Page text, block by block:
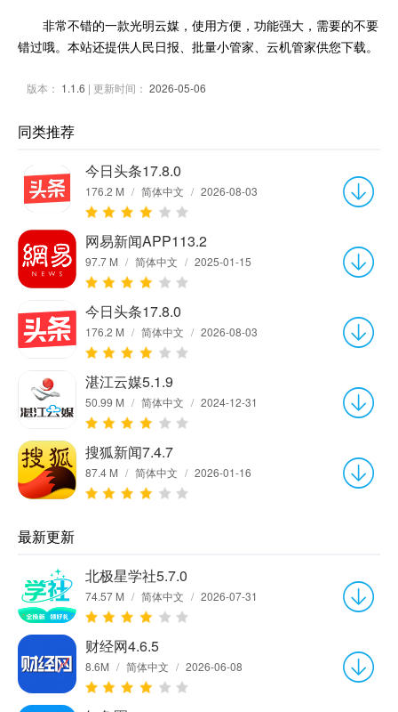
非常不错的一款光明云媒，使用方便，功能强大，需要的不要
错过哦。本站还提供人民日报、批量小管家、云机管家供您下载。
版本： 1.1.6 | 更新时间： 2026-05-06
同类推荐
今日头条17.8.0
176.2 M / 简体中文 / 2026-08-03
网易新闻APP113.2
97.7 M / 简体中文 / 2025-01-15
今日头条17.8.0
176.2 M / 简体中文 / 2026-08-03
湛江云媒5.1.9
50.99 M / 简体中文 / 2024-12-31
搜狐新闻7.4.7
87.4 M / 简体中文 / 2026-01-16
最新更新
北极星学社5.7.0
74.57 M / 简体中文 / 2026-07-31
财经网4.6.5
8.6M / 简体中文 / 2026-06-08